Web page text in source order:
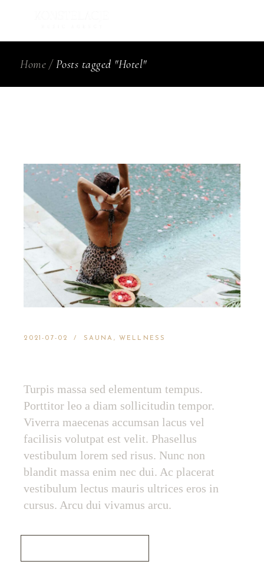
content
Home Posts tagged "Hotel"
2021-07-02 SAUNA WELLNESS
Turpis massa sed elementum tempus.
Porttitor leo a diam sollicitudin tempor.
Viverra maecenas accumsan lacus vel
facilisis volutpat est velit. Phasellus
vestibulum lorem sed risus. Nunc non
blandit massa enim nec dui. Ac placerat
vestibulum lectus mauris ultrices eros in
cursus. Arcu dui vivamus arcu.